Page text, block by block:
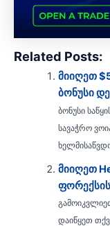
Related Posts:
მიიღეთ
ბონუსი
ბონუსი
სავაჭრო
მიიღეთ
დაიწყეთ